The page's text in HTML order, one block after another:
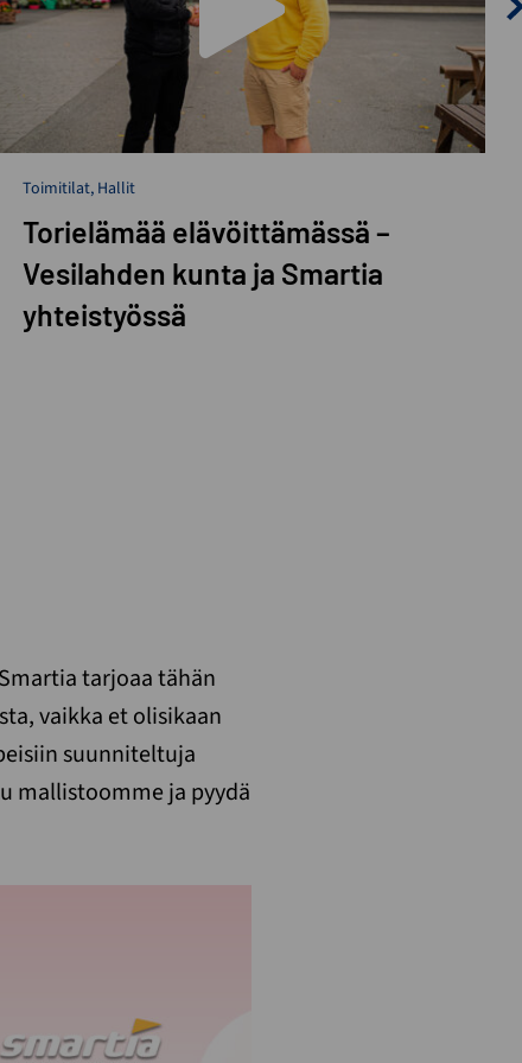
Toimitilat, Hallit
Torielämää elävöittämässä –
Vesilahden kunta ja Smartia
yhteistyössä
tarjoaa tähän
vaikka et olisikaan
suunniteltuja
mallistoomme ja pyydä